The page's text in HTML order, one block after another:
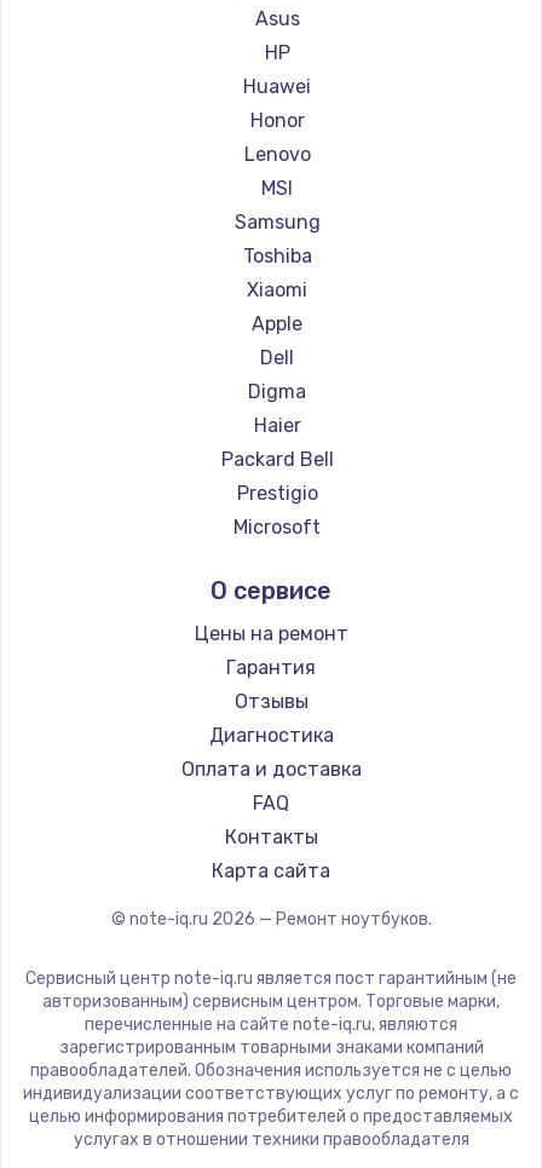
Ремонт ноутбуков Gigabyte
Ремонт ноутбуков Aorus
Ремонт ноутбуков Maibenben
Ремонт ноутбуков Getac
Ремонт ноутбуков Epson
Ремонт ноутбуков Philips
Ремонт ноутбуков LG
Ремонт ноутбуков Panasonic
Ремонт ноутбуков Irbis
Ремонт ноутбуков Thunderobot
Ремонт ноутбуков Hasee
Ремонт ноутбуков ZTE
Ремонт ноутбуков Hiper
Ремонт ноутбуков Evga
Ремонт ноутбуков Google
Ремонт ноутбуков Echips
Ремонт ноутбуков Predator
Ремонт ноутбуков iru
Ремонт ноутбуков Machenike
Ремонт ноутбуков DEXP
Ремонт ноутбуков Teclast
Ремонт ноутбуков CHUWI
Ремонт ноутбуков Colorful
Asus
HP
Huawei
Honor
Lenovo
MSI
Samsung
Toshiba
Xiaomi
Apple
Dell
Digma
Haier
Packard Bell
Prestigio
Microsoft
Aquarius
Gigabyte
Aorus
Maibenben
Getac
Epson
Philips
LG
Panasonic
ZTE
Hiper
Evga
Google
Echips
О сервисе
Цены на ремонт
Гарантия
Отзывы
Диагностика
Оплата и доставка
FAQ
Контакты
Карта сайта
© note-iq.ru 2026 — Ремонт ноутбуков.
Сервисный центр note-iq.ru является пост гарантийным (не
авторизованным) сервисным центром. Торговые марки,
перечисленные на сайте note-iq.ru, являются
зарегистрированным товарными знаками компаний
правообладателей. Обозначения используется не с целью
индивидуализации соответствующих услуг по ремонту, а с
целью информирования потребителей о предоставляемых
услугах в отношении техники правообладателя